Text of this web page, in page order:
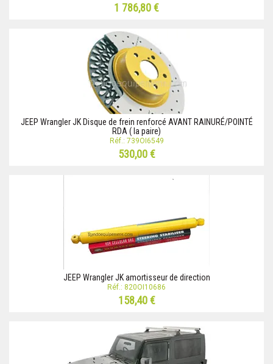
1 786,80 €
JEEP Wrangler JK Disque de frein renforcé AVANT RAINURÉ/POINTÉ
RDA ( la paire)
Réf.: 739OI6549
530,00 €
JEEP Wrangler JK amortisseur de direction
Réf.: 820OI10686
158,40 €